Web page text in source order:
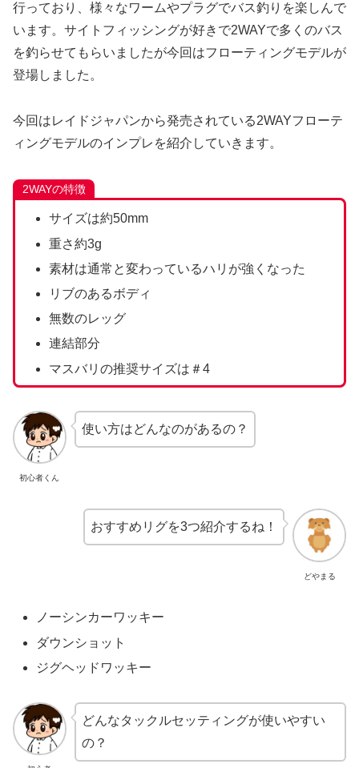
行っており、様々なワームやプラグでバス釣りを楽しんで
います。サイトフィッシングが好きで2WAYで多くのバス
を釣らせてもらいましたが今回はフローティングモデルが
登場しました。
今回はレイドジャパンから発売されている2WAYフローテ
ィングモデルのインプレを紹介していきます。
2WAYの特徴
サイズは約50mm
重さ約3g
素材は通常と変わっているハリが強くなった
リブのあるボディ
無数のレッグ
連結部分
マスバリの推奨サイズは＃4
初心者くん
使い方はどんなのがあるの？
どやまる
おすすめリグを3つ紹介するね！
ノーシンカーワッキー
ダウンショット
ジグヘッドワッキー
どんなタックルセッティングが使いやすい
の？